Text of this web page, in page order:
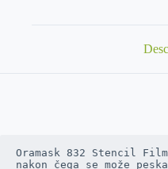
Oramask 832 Stencil
nakon čega se može